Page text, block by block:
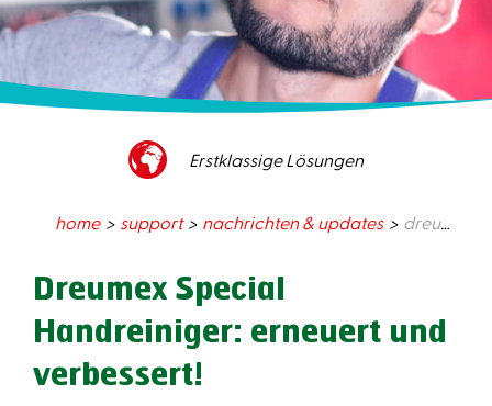
Hervorragender Kundenservice
home support nachrichten & updates dreumex special handreiniger: erneuert und verbessert!
Dreumex Special
Handreiniger: erneuert und
verbessert!